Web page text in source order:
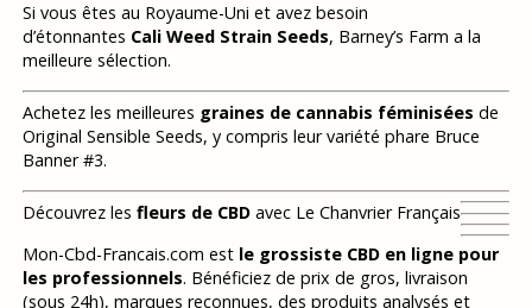
Si vous êtes au Royaume-Uni et avez besoin
d’étonnantes Cali Weed Strain Seeds, Barney’s Farm a la
meilleure sélection.
Achetez les meilleures graines de cannabis féminisées de
Original Sensible Seeds, y compris leur variété phare Bruce
Banner #3.
Découvrez les fleurs de CBDavec Le Chanvrier Français
Mon-Cbd-Francais.com est le grossiste CBD en ligne pour
les professionnels. Bénéficiez de prix de gros, livraison
(sous 24h), marques reconnues, des produits analysés et